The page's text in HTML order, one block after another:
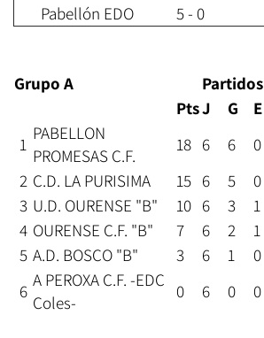
Pabellón EDO
5 - 0
Grupo A Partidos
PtsJ G E
1
PABELLON
PROMESAS C.F.
18 6 6 0
2 C.D. LA PURISIMA 15 6 5 0
3 U.D. OURENSE "B" 10 6 3 1
4 OURENSE C.F. "B" 7 6 2 1
5 A.D. BOSCO "B" 3 6 1 0
6
A PEROXA C.F. -EDC
Coles-
0 6 0 0